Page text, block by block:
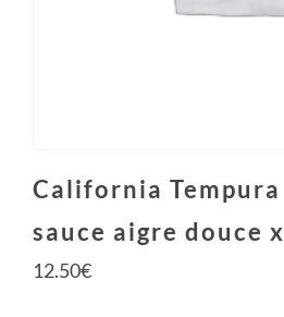
California
sauce aigre douce
12.50€